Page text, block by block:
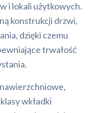
i lokali użytkowych.
konstrukcji drzwi,
dzięki czemu
trwałość
wkładki